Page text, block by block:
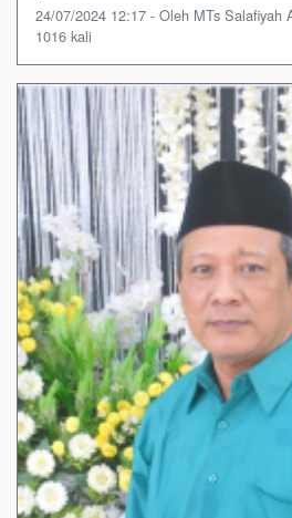
24/07/2024 12:17 - Oleh MTs Salafiyah
1016 kali